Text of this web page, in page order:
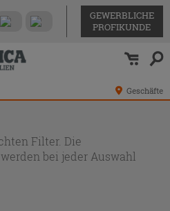
GEWERBLICHE
PROFIKUNDE
Geschäfte
Filter. Die
bei jeder Auswahl